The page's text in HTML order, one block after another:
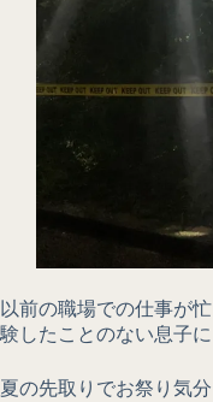
以前の職場での仕事が
験したことのない息子に
夏の先取りでお祭り気